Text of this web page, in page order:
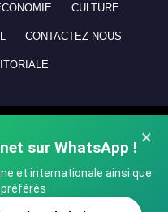
×
sur WhatsApp !
et internationale ainsi que
CULTURE
CONTACTEZ-NOUS
reserved.